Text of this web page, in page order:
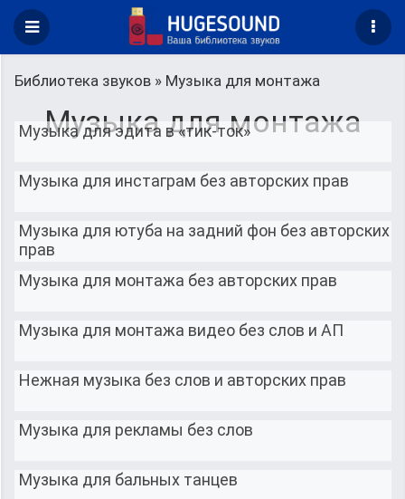
Библиотека звуков » Музыка для монтажа
Музыка для монтажа
Музыка для эдита в «тик-ток»
Музыка для инстаграм без авторских прав
Музыка для ютуба на задний фон без авторских
прав
Музыка для монтажа без авторских прав
Музыка для монтажа видео без слов и АП
Нежная музыка без слов и авторских прав
Музыка для рекламы без слов
Музыка для бальных танцев